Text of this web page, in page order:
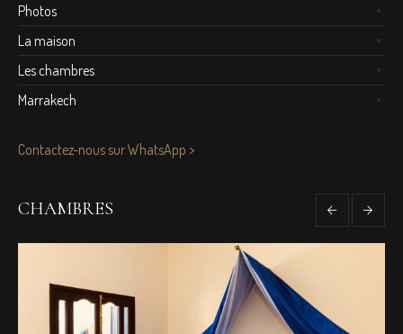
Photos
La maison
Les chambres
Marrakech
Contactez-nous sur WhatsApp >
CHAMBRES